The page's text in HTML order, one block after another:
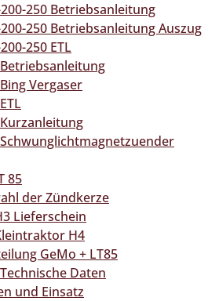
250 Betriebsanleitung
250 Betriebsanleitung Auszug
250 ETL
Vergaser
85
der Zündkerze
Lieferschein
H4
GeMo + LT85
Daten
und Einsatz